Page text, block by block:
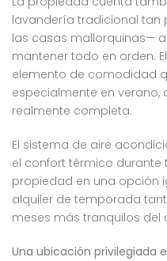
lavandería tradicional
las casas mallorquinas—
mantener todo en orden.
elemento de comodidad
especialmente en
realmente completa.
El sistema de aire
el confort térmico durante
propiedad en una opción
alquiler de temporada
meses más tranquilos del
Una ubicación privilegiada